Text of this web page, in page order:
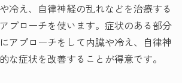
冷え、自律神経の乱れなどを治療する
プローチを使います。症状のある部分
アプローチをして内臓や冷え、自律神
な症状を改善することが得意です。